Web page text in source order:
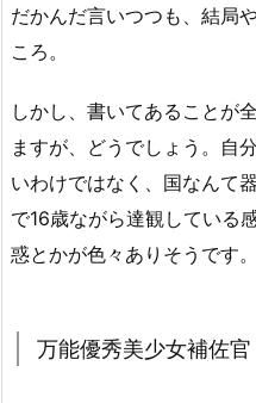
だかんだ言いつつも、結局
ころ。
しかし、書いてあることが
ますが、どうでしょう。自
いわけではなく、国なんて
で16歳ながら達観している
惑とかが色々ありそうです。
万能優秀美少女補佐官